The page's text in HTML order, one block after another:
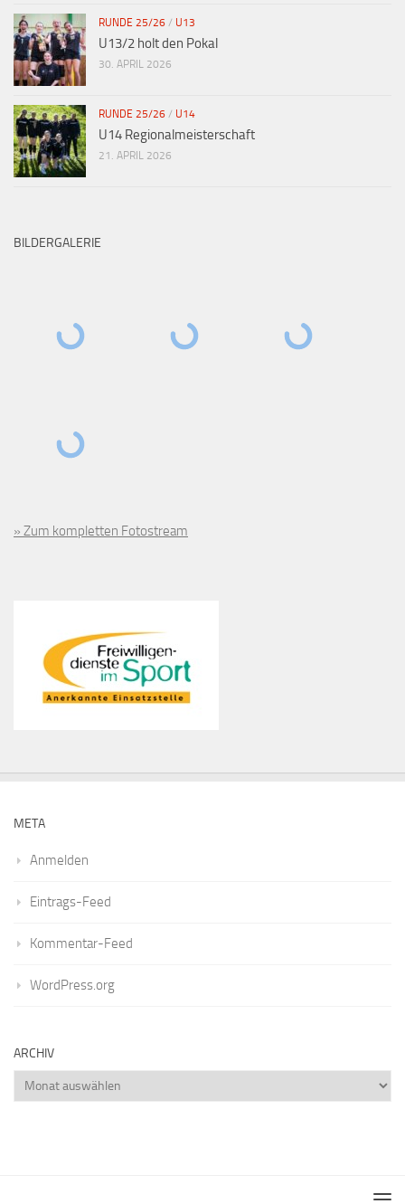
RUNDE 25/26 / U13
U13/2 holt den Pokal
30. APRIL 2026
RUNDE 25/26 / U14
U14 Regionalmeisterschaft
21. APRIL 2026
BILDERGALERIE
» Zum kompletten Fotostream
META
Anmelden
Eintrags-Feed
Kommentar-Feed
WordPress.org
ARCHIV
Archiv